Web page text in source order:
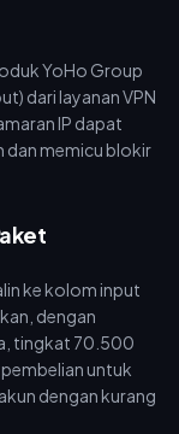
YoHo Group
dari layanan VPN
IP dapat
dan memicu blokir
ke kolom input
dengan
tingkat 70.500
untuk
dengan kurang